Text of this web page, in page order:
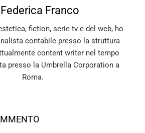
Franco
fiction, serie tv e del web, ho
contabile presso la struttura
content writer nel tempo
presso la Umbrella Corporation a
Roma.